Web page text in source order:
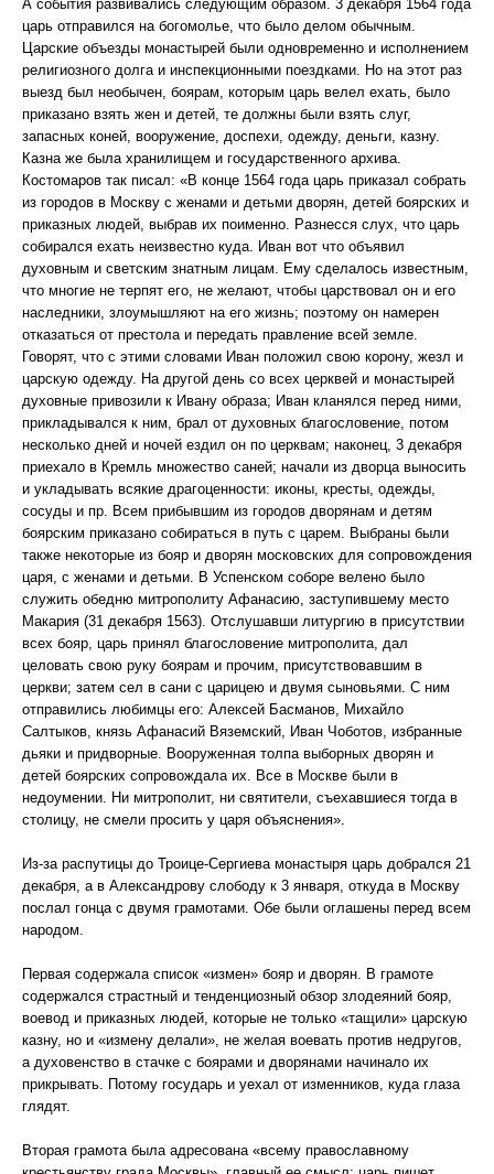
А события развивались следующим образом. 3 декабря 1564 года
царь отправился на богомолье, что было делом обычным.
Царские объезды монастырей были одновременно и исполнением
религиозного долга и инспекционными поездками. Но на этот раз
выезд был необычен, боярам, которым царь велел ехать, было
приказано взять жен и детей, те должны были взять слуг,
запасных коней, вооружение, доспехи, одежду, деньги, казну.
Казна же была хранилищем и государственного архива.
Костомаров так писал: «В конце 1564 года царь приказал собрать
из городов в Москву с женами и детьми дворян, детей боярских и
приказных людей, выбрав их поименно. Разнесся слух, что царь
собирался ехать неизвестно куда. Иван вот что объявил
духовным и светским знатным лицам. Ему сделалось известным,
что многие не терпят его, не желают, чтобы царствовал он и его
наследники, злоумышляют на его жизнь; поэтому он намерен
отказаться от престола и передать правление всей земле.
Говорят, что с этими словами Иван положил свою корону, жезл и
царскую одежду. На другой день со всех церквей и монастырей
духовные привозили к Ивану образа; Иван кланялся перед ними,
прикладывался к ним, брал от духовных благословение, потом
несколько дней и ночей ездил он по церквам; наконец, 3 декабря
приехало в Кремль множество саней; начали из дворца выносить
и укладывать всякие драгоценности: иконы, кресты, одежды,
сосуды и пр. Всем прибывшим из городов дворянам и детям
боярским приказано собираться в путь с царем. Выбраны были
также некоторые из бояр и дворян московских для сопровождения
царя, с женами и детьми. В Успенском соборе велено было
служить обедню митрополиту Афанасию, заступившему место
Макария (31 декабря 1563). Отслушавши литургию в присутствии
всех бояр, царь принял благословение митрополита, дал
целовать свою руку боярам и прочим, присутствовавшим в
церкви; затем сел в сани с царицею и двумя сыновьями. С ним
отправились любимцы его: Алексей Басманов, Михайло
Салтыков, князь Афанасий Вяземский, Иван Чоботов, избранные
дьяки и придворные. Вооруженная толпа выборных дворян и
детей боярских сопровождала их. Все в Москве были в
недоумении. Ни митрополит, ни святители, съехавшиеся тогда в
столицу, не смели просить у царя объяснения».
Из-за распутицы до Троице-Сергиева монастыря царь добрался 21
декабря, а в Александрову слободу к 3 января, откуда в Москву
послал гонца с двумя грамотами. Обе были оглашены перед всем
народом.
Первая содержала список «измен» бояр и дворян. В грамоте
содержался страстный и тенденциозный обзор злодеяний бояр,
воевод и приказных людей, которые не только «тащили» царскую
казну, но и «измену делали», не желая воевать против недругов,
а духовенство в стачке с боярами и дворянами начинало их
прикрывать. Потому государь и уехал от изменников, куда глаза
глядят.
Вторая грамота была адресована «всему православному